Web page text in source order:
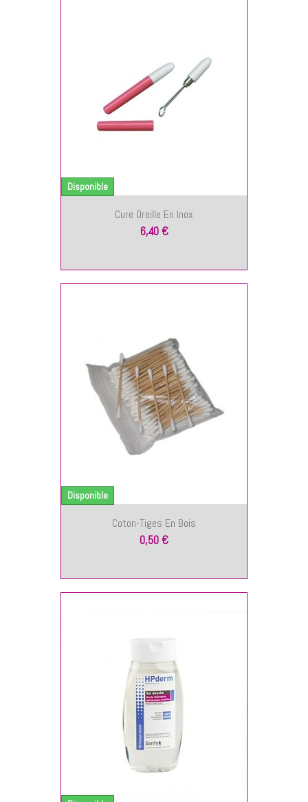
Cure Oreille En Inox
6,40 €
Disponible
Coton-Tiges En Bois
0,50 €
Disponible